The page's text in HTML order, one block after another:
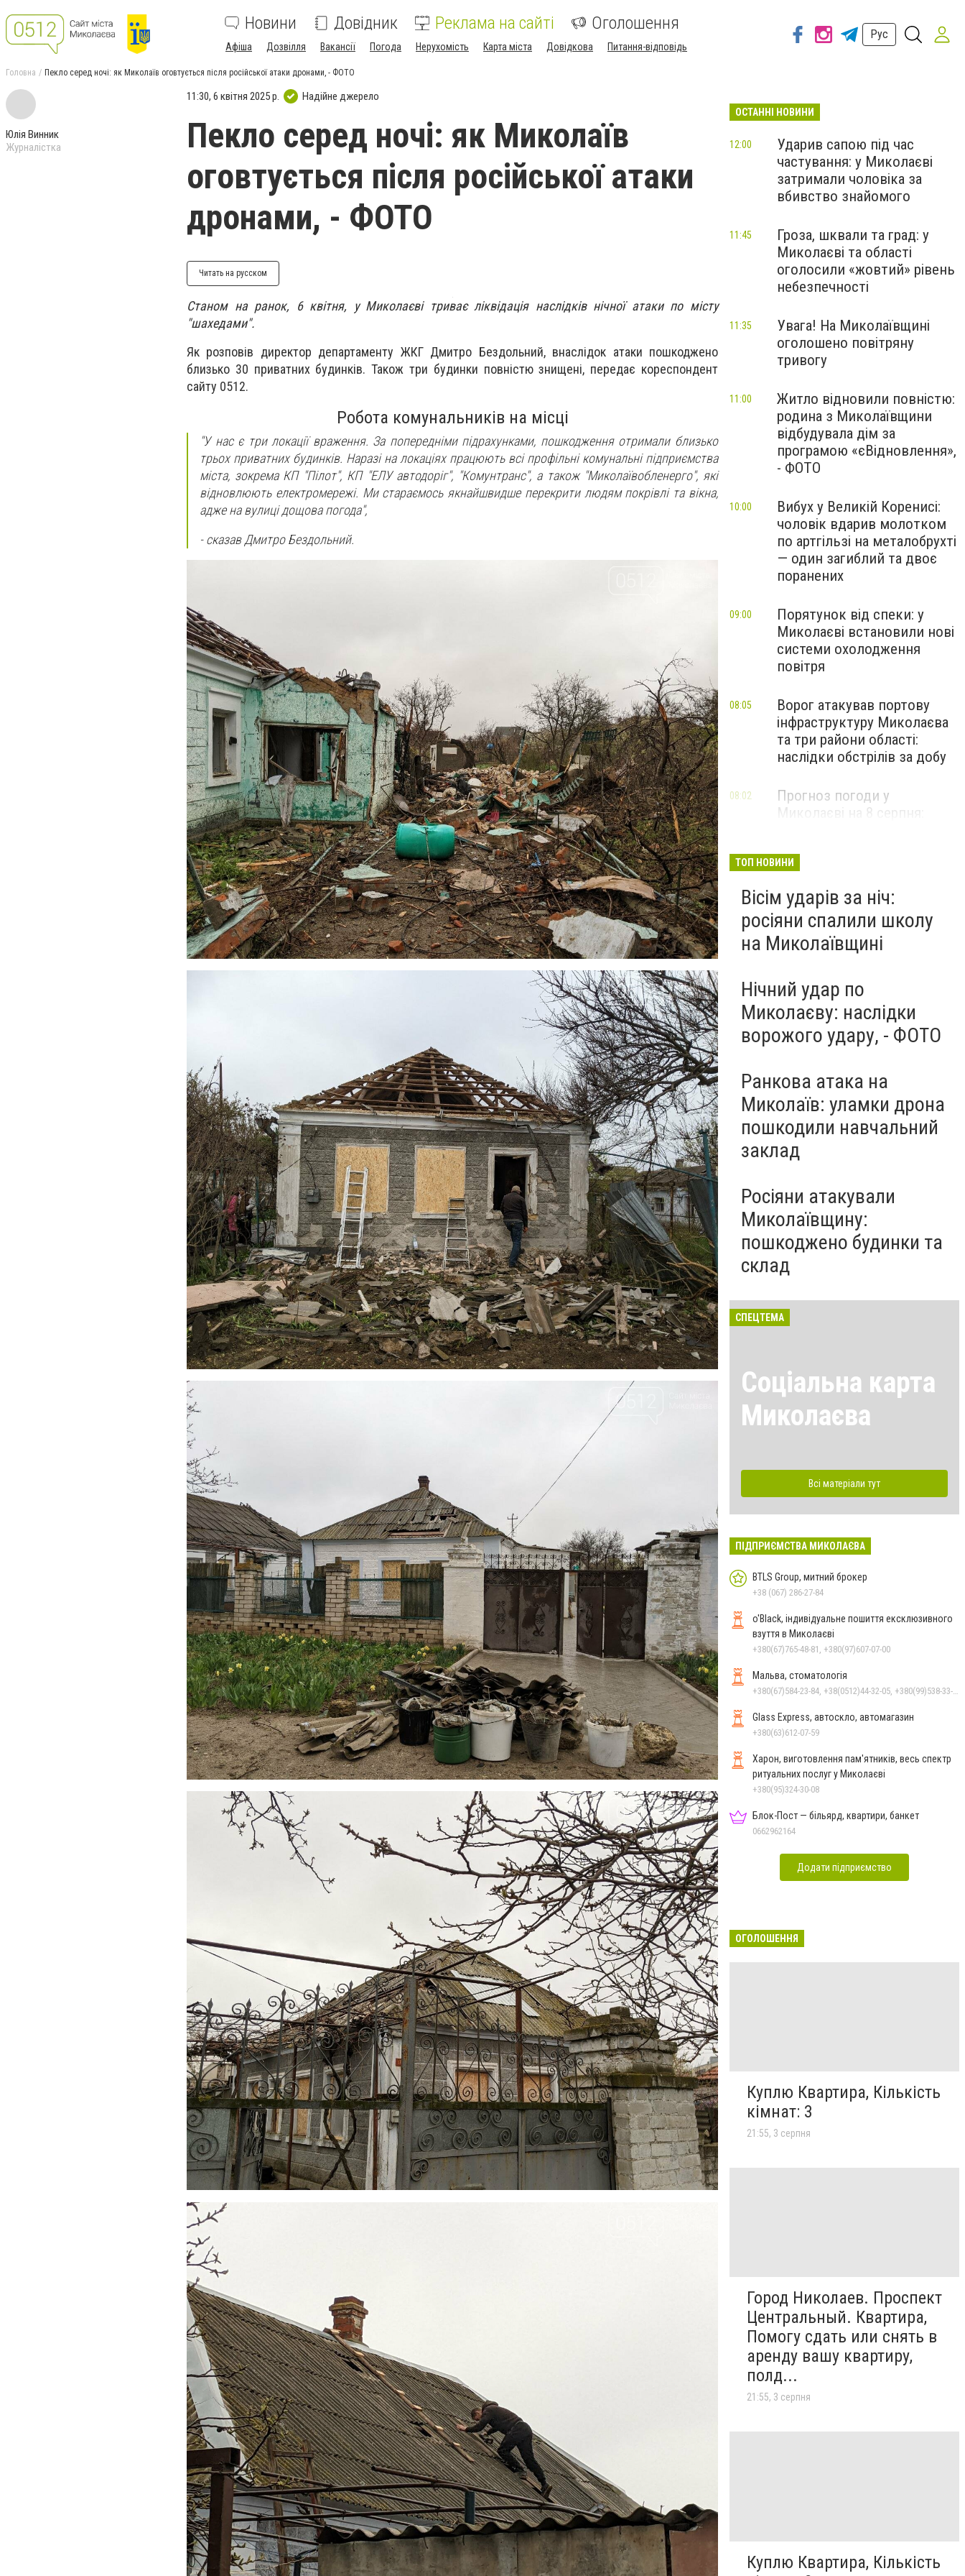
Новини Довідник Реклама на сайті Оголошення
Афіша Дозвілля Вакансії Погода Нерухомість Карта міста Довідкова Питання-відповідь
Рус
Головна Пекло серед ночі: як Миколаїв оговтується після російської атаки дронами, - ФОТО
Юлія Винник
Журналістка
11:30, 6 квітня 2025 р. Надійне джерело
Пекло серед ночі: як Миколаїв
оговтується після російської атаки
дронами, - ФОТО
Читать на русском
Станом на ранок, 6 квітня, у Миколаєві триває ліквідація наслідків нічної атаки по місту
"шахедами".
Як розповів директор департаменту ЖКГ Дмитро Бездольний, внаслідок атаки пошкоджено
близько 30 приватних будинків. Також три будинки повністю знищені, передає кореспондент
сайту 0512.
Робота комунальників на місці
"У нас є три локації враження. За попередніми підрахунками, пошкодження отримали близько
трьох приватних будинків. Наразі на локаціях працюють всі профільні комунальні підприємства
міста, зокрема КП "Пілот", КП "ЕЛУ автодоріг", "Комунтранс", а також "Миколаївобленерго", які
відновлюють електромережі. Ми стараємось якнайшвидше перекрити людям покрівлі та вікна,
адже на вулиці дощова погода",
- сказав Дмитро Бездольний.
ОСТАННІ НОВИНИ
Ударив сапою під час
частування: у Миколаєві
затримали чоловіка за
вбивство знайомого
12:00
Гроза, шквали та град: у
Миколаєві та області
оголосили «жовтий» рівень
небезпечності
11:45
Увага! На Миколаївщині
оголошено повітряну
тривогу
11:35
Житло відновили повністю:
родина з Миколаївщини
відбудувала дім за
програмою «єВідновлення»,
- ФОТО
11:00
Вибух у Великій Коренисі:
чоловік вдарив молотком
по артгільзі на металобрухті
— один загиблий та двоє
поранених
10:00
Порятунок від спеки: у
Миколаєві встановили нові
системи охолодження
повітря
09:00
Ворог атакував портову
інфраструктуру Миколаєва
та три райони області:
наслідки обстрілів за добу
08:05
Прогноз погоди у
Миколаєві на 8 серпня:
08:02
ТОП НОВИНИ
Вісім ударів за ніч:
росіяни спалили школу
на Миколаївщині
Нічний удар по
Миколаєву: наслідки
ворожого удару, - ФОТО
Ранкова атака на
Миколаїв: уламки дрона
пошкодили навчальний
заклад
Росіяни атакували
Миколаївщину:
пошкоджено будинки та
склад
СПЕЦТЕМА
Соціальна карта
Миколаєва
Всі матеріали тут
ПІДПРИЄМСТВА МИКОЛАЄВА
BTLS Group, митний брокер
+38 (067) 286-27-84
o'Black, індивідуальне пошиття ексклюзивного
взуття в Миколаєві
+380(67)765-48-81, +380(97)607-07-00
Мальва, стоматологія
Glass Express, автоскло, автомагазин
+380(63)612-07-59
Харон, виготовлення пам'ятників, весь спектр
ритуальних послуг у Миколаєві
+380(95)324-30-08
Блок-Пост — більярд, квартири, банкет
0662962164
Додати підприємство
ОГОЛОШЕННЯ
Куплю Квартира, Кількість
кімнат: 3
21:55, 3 серпня
Город Николаев. Проспект
Центральный. Квартира,
Помогу сдать или снять в
аренду вашу квартиру,
полд...
21:55, 3 серпня
Куплю Квартира, Кількість